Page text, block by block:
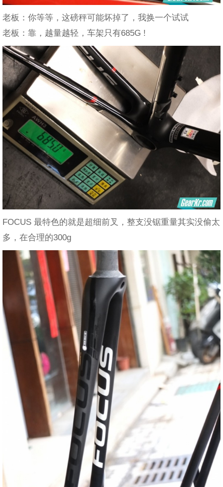
老板：你等等，这磅秤可能坏掉了，我换一个试试
老板：靠，越量越轻，车架只有685G !
FOCUS 最特色的就是超细前叉，整支没锯重量其实没偷太
多，在合理的300g